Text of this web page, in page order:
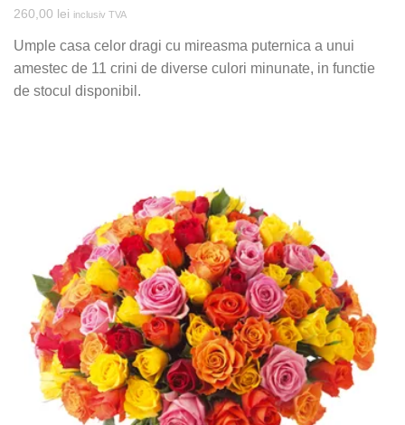
260,00 lei inclusiv TVA
Umple casa celor dragi cu mireasma puternica a unui
amestec de 11 crini de diverse culori minunate, in functie
de stocul disponibil.